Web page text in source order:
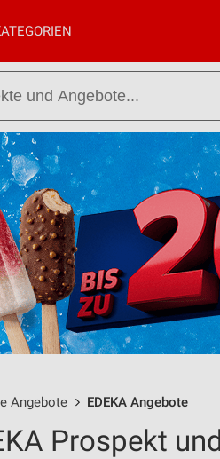
Angebote EDEKA Angebote
Prospekt